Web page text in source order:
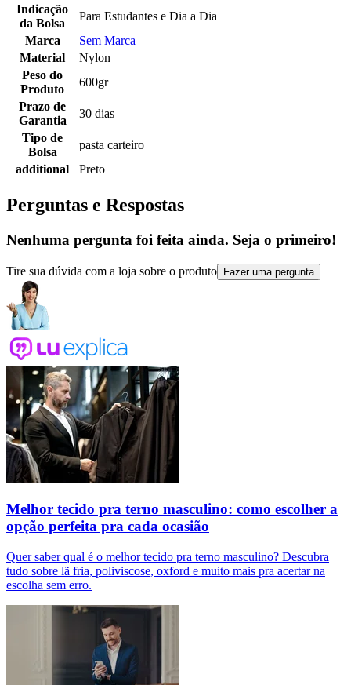
Indicação
da Bolsa
Para Estudantes e Dia a Dia
Marca
Sem Marca
Material
Nylon
Peso do
Produto
600gr
Prazo de
Garantia
30 dias
Tipo de
Bolsa
pasta carteiro
additional
Preto
Perguntas e Respostas
Nenhuma pergunta foi feita ainda. Seja o primeiro!
Tire sua dúvida com a loja sobre o produto Fazer uma pergunta
Melhor tecido pra terno masculino: como escolher a
opção perfeita pra cada ocasião
Quer saber qual é o melhor tecido pra terno masculino? Descubra
tudo sobre lã fria, poliviscose, oxford e muito mais pra acertar na
escolha sem erro.